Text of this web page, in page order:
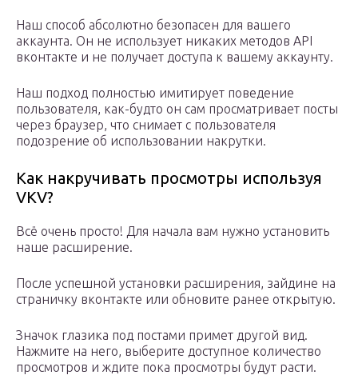
Наш способ абсолютно безопасен для вашего
аккаунта. Он не использует никаких методов API
вконтакте и не получает доступа к вашему аккаунту.
Наш подход полностью имитирует поведение
пользователя, как-будто он сам просматривает посты
через браузер, что снимает с пользователя
подозрение об использовании накрутки.
Как накручивать просмотры используя
VKV?
Всё очень просто! Для начала вам нужно установить
наше расширение.
После успешной установки расширения, зайдине на
страничку вконтакте или обновите ранее открытую.
Значок глазика под постами примет другой вид.
Нажмите на него, выберите доступное количество
просмотров и ждите пока просмотры будут расти.